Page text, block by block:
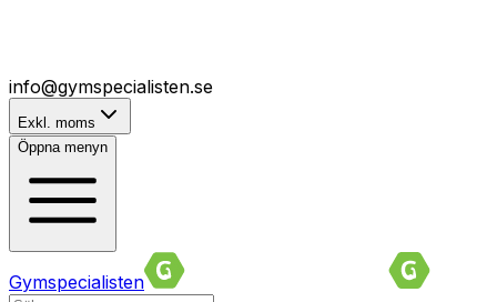
info@gymspecialisten.se
Exkl. moms
Öppna menyn
Gymspecialisten